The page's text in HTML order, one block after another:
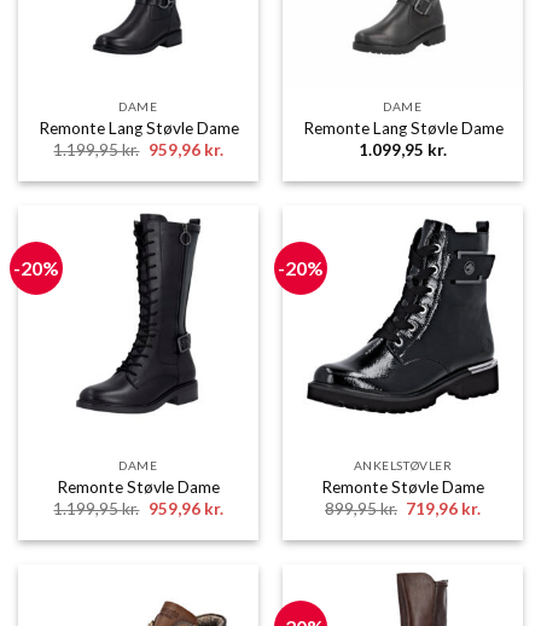
DAME
Remonte Lang Støvle Dame
1.199,95kr. Den
oprindelige
pris
1.199,95 kr..
959,96 kr.
pris
959,96 kr..
DAME
Remonte Lang Støvle Dame
1.099,95 kr.
-20%
DAME
Remonte Støvle Dame
1.199,95kr. Den
oprindelige
pris
959,96 kr.
pris
959,96 kr..
-20%
ANKELSTØVLER
Remonte Støvle Dame
899,95kr. Den
oprindelige
pris
899,95 kr..
719,96 kr.
pris
719,96